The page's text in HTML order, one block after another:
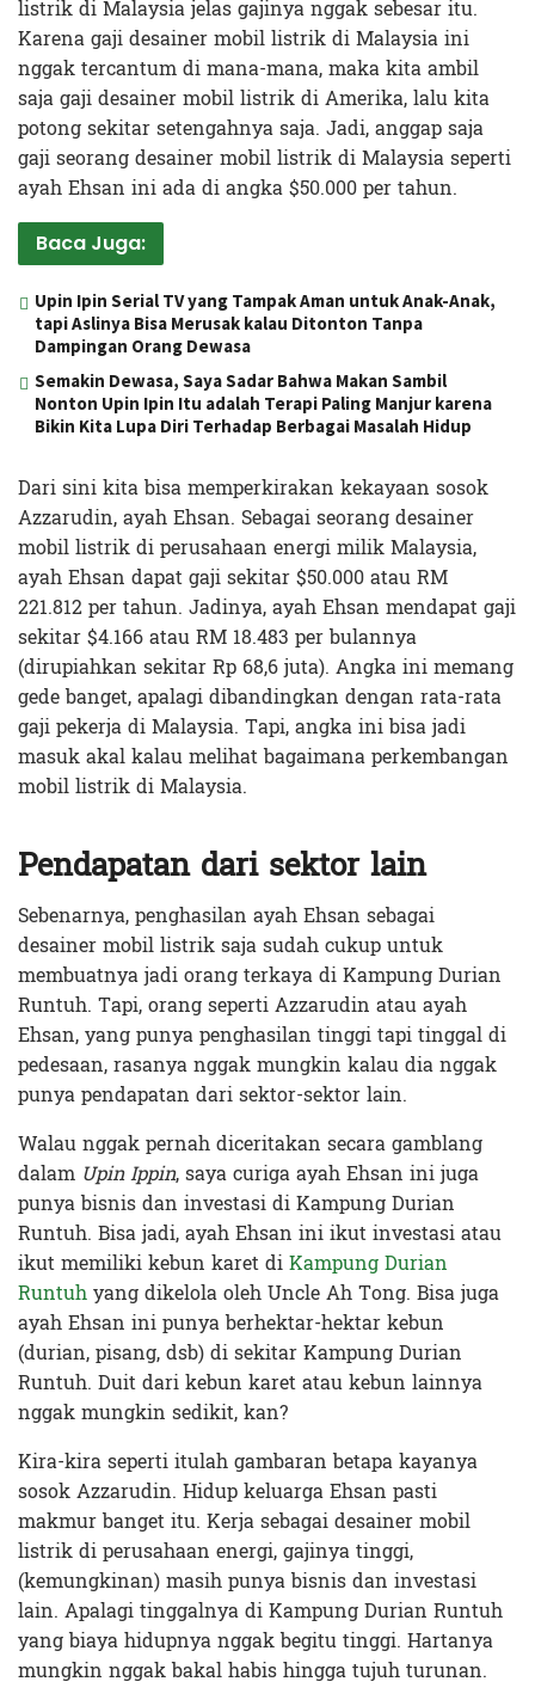
listrik di Malaysia jelas gajinya nggak sebesar itu.
Karena gaji desainer mobil listrik di Malaysia ini
nggak tercantum di mana-mana, maka kita ambil
saja gaji desainer mobil listrik di Amerika, lalu kita
potong sekitar setengahnya saja. Jadi, anggap saja
gaji seorang desainer mobil listrik di Malaysia seperti
ayah Ehsan ini ada di angka $50.000 per tahun.
Baca Juga:
Upin Ipin Serial TV yang Tampak Aman untuk Anak-Anak,
tapi Aslinya Bisa Merusak kalau Ditonton Tanpa
Dampingan Orang Dewasa
Semakin Dewasa, Saya Sadar Bahwa Makan Sambil
Nonton Upin Ipin Itu adalah Terapi Paling Manjur karena
Bikin Kita Lupa Diri Terhadap Berbagai Masalah Hidup
Dari sini kita bisa memperkirakan kekayaan sosok
Azzarudin, ayah Ehsan. Sebagai seorang desainer
mobil listrik di perusahaan energi milik Malaysia,
ayah Ehsan dapat gaji sekitar $50.000 atau RM
221.812 per tahun. Jadinya, ayah Ehsan mendapat gaji
sekitar $4.166 atau RM 18.483 per bulannya
(dirupiahkan sekitar Rp 68,6 juta). Angka ini memang
gede banget, apalagi dibandingkan dengan rata-rata
gaji pekerja di Malaysia. Tapi, angka ini bisa jadi
masuk akal kalau melihat bagaimana perkembangan
mobil listrik di Malaysia.
Pendapatan dari sektor lain
Sebenarnya, penghasilan ayah Ehsan sebagai
desainer mobil listrik saja sudah cukup untuk
membuatnya jadi orang terkaya di Kampung Durian
Runtuh. Tapi, orang seperti Azzarudin atau ayah
Ehsan, yang punya penghasilan tinggi tapi tinggal di
pedesaan, rasanya nggak mungkin kalau dia nggak
punya pendapatan dari sektor-sektor lain.
Walau nggak pernah diceritakan secara gamblang
dalam Upin Ippin, saya curiga ayah Ehsan ini juga
punya bisnis dan investasi di Kampung Durian
Runtuh. Bisa jadi, ayah Ehsan ini ikut investasi atau
ikut memiliki kebun karet diKampung Durian
Runtuhyang dikelola oleh Uncle Ah Tong. Bisa juga
ayah Ehsan ini punya berhektar-hektar kebun
(durian, pisang, dsb) di sekitar Kampung Durian
Runtuh. Duit dari kebun karet atau kebun lainnya
nggak mungkin sedikit, kan?
Kira-kira seperti itulah gambaran betapa kayanya
sosok Azzarudin. Hidup keluarga Ehsan pasti
makmur banget itu. Kerja sebagai desainer mobil
listrik di perusahaan energi, gajinya tinggi,
(kemungkinan) masih punya bisnis dan investasi
lain. Apalagi tinggalnya di Kampung Durian Runtuh
yang biaya hidupnya nggak begitu tinggi. Hartanya
mungkin nggak bakal habis hingga tujuh turunan.